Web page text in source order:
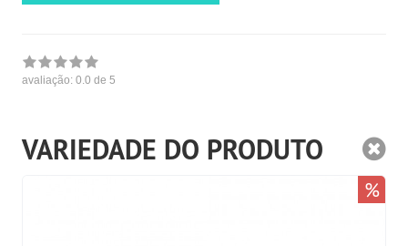
avaliação: 0.0 de 5
VARIEDADE DO PRODUTO
%